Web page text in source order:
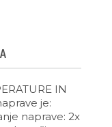
IN
je:
naprave: 2x